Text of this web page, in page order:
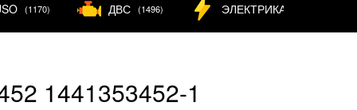
(1170) ДВС (1496) ЭЛЕКТРИКА
1441353452-1